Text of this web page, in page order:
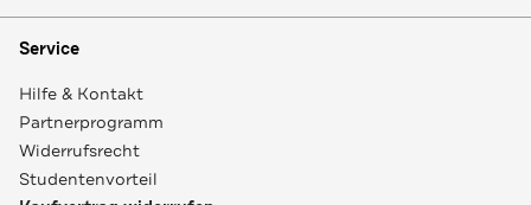
Service
Hilfe & Kontakt
Partnerprogramm
Widerrufsrecht
Studentenvorteil